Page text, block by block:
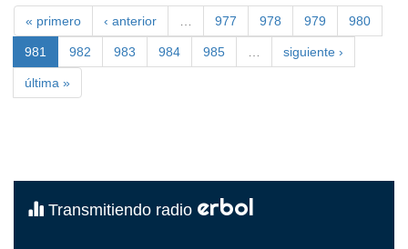
« primero ‹ anterior 977 978 979 980
981 982 983 984 985 siguiente ›
última »
Transmitiendo radio erbol